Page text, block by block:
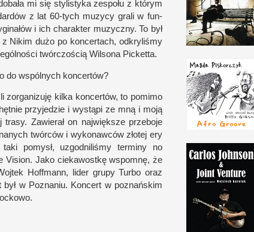
mi się stylistyka zespołuz którym
z lat 60-​tych muzycy graliw fun­
i ich charak­ter muzyczny. To był
z Nikim dużo po kon­cer­tach, odkryliśmy
twór­czo­ścią Wil­sona Picketta.
do wspól­nych koncertów?
zor­ganizuję kilka kon­cer­tów, to pomimo
przyjedzie i wystąpi ze mną i moją
Zawierał on naj­więk­sze prze­boje
twór­ców i wykonaw­ców złotej ery
pomysł, uzgod­niliśmy ter­miny no
Vision. Jako ciekawostkę wspo­mnę, że
Hof­f­mann, lider grupy Turbo oraz
był w Poznaniu. Kon­cert w poznań­skim